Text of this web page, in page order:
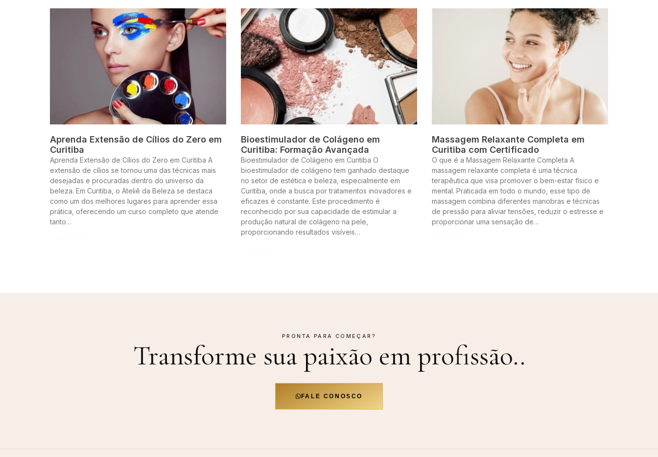
Aprenda Extensão de Cílios do Zero em
Curitiba
Aprenda Extensão de Cílios do Zero em Curitiba A
extensão de cílios se tornou uma das técnicas mais
desejadas e procuradas dentro do universo da
beleza. Em Curitiba, o Ateliê da Beleza se destaca
como um dos melhores lugares para aprender essa
prática, oferecendo um curso completo que atende
tanto…
Bioestimulador de Colágeno em
Curitiba: Formação Avançada
Bioestimulador de Colágeno em Curitiba O
bioestimulador de colágeno tem ganhado destaque
no setor de estética e beleza, especialmente em
Curitiba, onde a busca por tratamentos inovadores e
eficazes é constante. Este procedimento é
reconhecido por sua capacidade de estimular a
produção natural de colágeno na pele,
proporcionando resultados visíveis…
Massagem Relaxante Completa em
Curitiba com Certificado
O que é a Massagem Relaxante Completa A
massagem relaxante completa é uma técnica
terapêutica que visa promover o bem-estar físico e
mental. Praticada em todo o mundo, esse tipo de
massagem combina diferentes manobras e técnicas
de pressão para aliviar tensões, reduzir o estresse e
proporcionar uma sensação de…
PRONTA PARA COMEÇAR?
Transforme sua paixão emprofissão..
FALE CONOSCO